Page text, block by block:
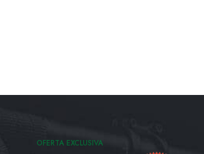
OFERTA EXCLUSIVA